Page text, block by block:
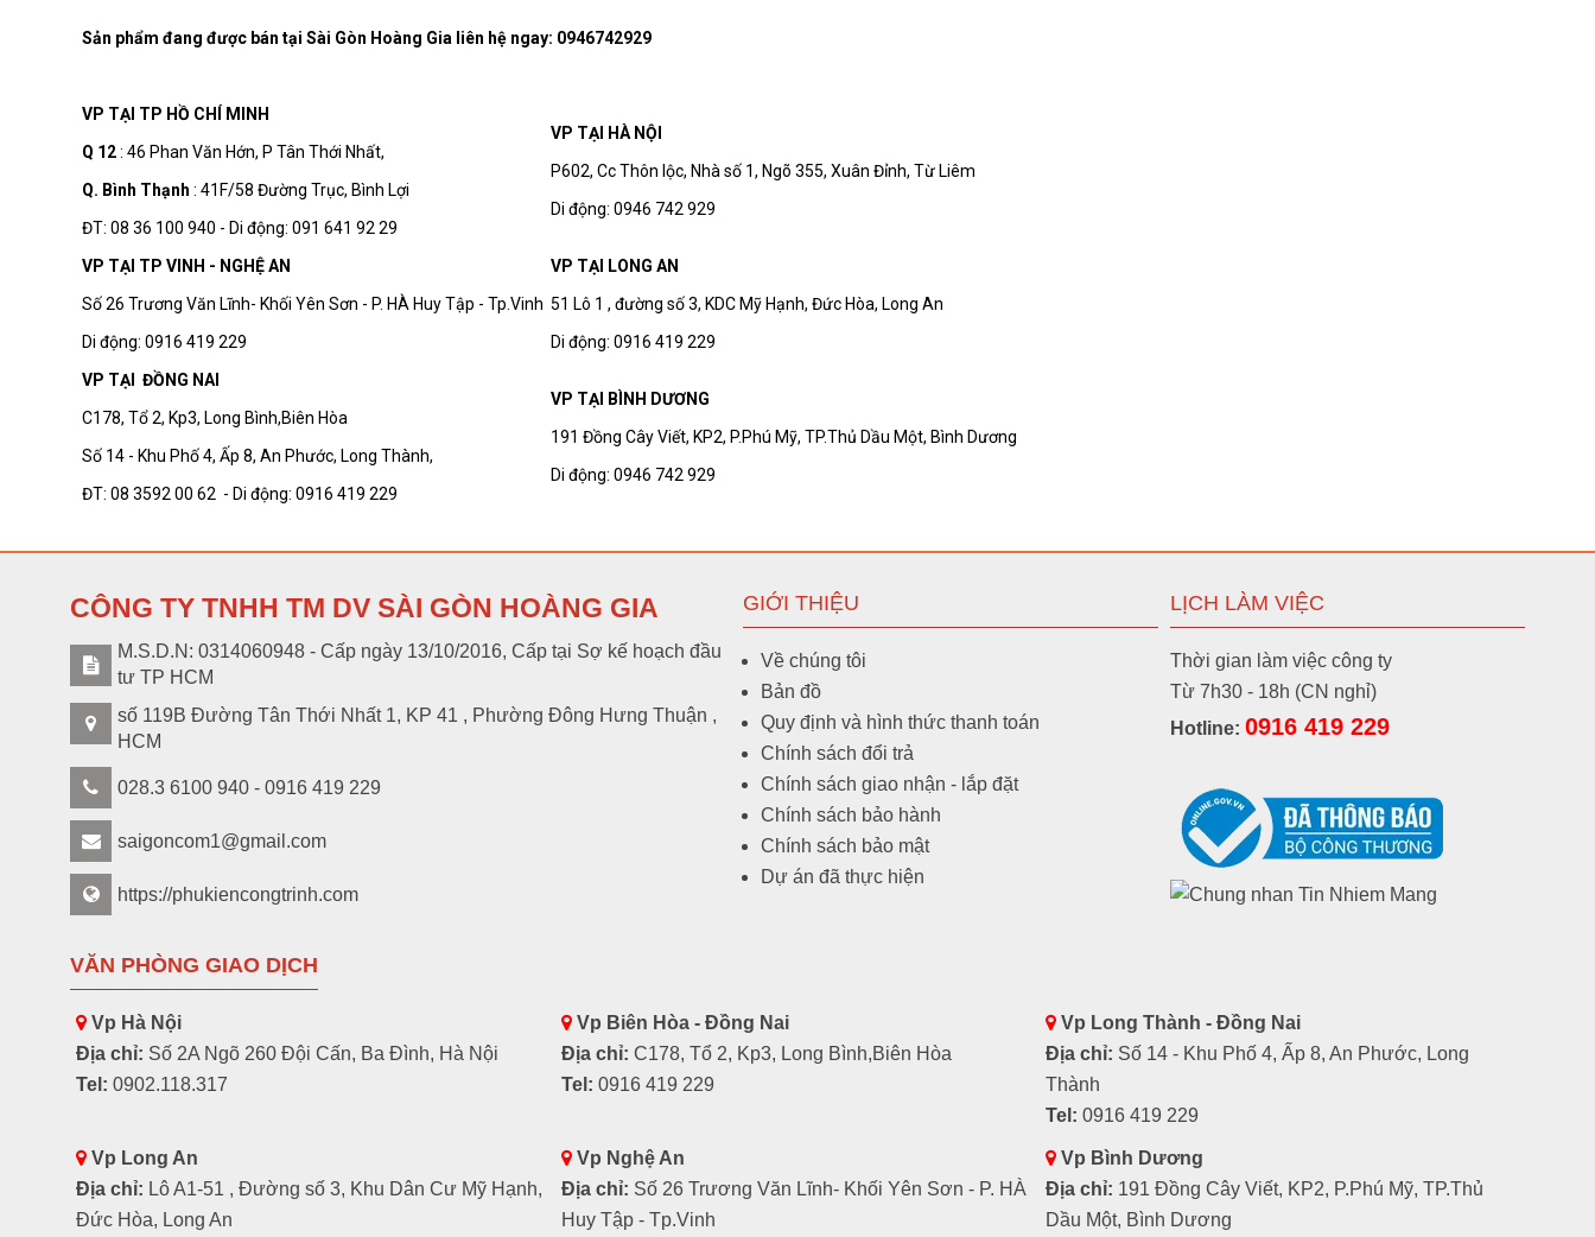
Sản phẩm đang được bán tại Sài Gòn Hoàng Gia liên hệ ngay: 0946742929
VP TẠI TP HỒ CHÍ MINH
Q 12: 46 Phan Văn Hớn, P Tân Thới Nhất,
Q. Bình Thạn h : 41F/58 Đường Trục, Bình Lợi
ĐT: 08 36 100 940 - Di động: 091 641 92 29
VP TẠI HÀ NỘI
P602, Cc Thôn lộc, Nhà số 1, Ngõ 355, Xuân Đỉnh, Từ Liêm
Di động: 0946 742 929
VP TẠI TP VINH - NGHỆ AN
Số 26 Trương Văn Lĩnh- Khối Yên Sơn - P. HÀ Huy Tập - Tp.Vinh
Di động: 0916 419 229
VP TẠI LONG AN
51 Lô 1 , đường số 3, KDC Mỹ Hạnh, Đức Hòa, Long An
Di động: 0916 419 229
VP TẠI ĐỒNG NAI
C178, Tổ 2, Kp3, Long Bình,Biên Hòa
Số 14 - Khu Phố 4, Ấp 8, An Phước, Long Thành,
ĐT: 08 3592 00 62 - Di động: 0916 419 229
VP TẠI BÌNH DƯƠNG
191 Đồng Cây Viết, KP2, P.Phú Mỹ, TP.Thủ Dầu Một, Bình Dương
Di động: 0946 742 929
CÔNG TY TNHH TM DV SÀI GÒN HOÀNG GIA
M.S.D.N: 0314060948 - Cấp ngày 13/10/2016, Cấp tại Sợ kế hoạch đầu
tư TP HCM
số 119B Đường Tân Thới Nhất 1, KP 41 , Phường Đông Hưng Thuận ,
HCM
028.3 6100 940 - 0916 419 229
saigoncom1@gmail.com
https://phukiencongtrinh.com
GIỚI THIỆU
Về chúng tôi
Bản đồ
Quy định và hình thức thanh toán
Chính sách đổi trả
Chính sách giao nhận - lắp đặt
Chính sách bảo hành
Chính sách bảo mật
Dự án đã thực hiện
LỊCH LÀM VIỆC
Thời gian làm việc công ty
Từ 7h30 - 18h (CN nghỉ)
Hotline: 0916 419 229
VĂN PHÒNG GIAO DỊCH
Vp Hà Nội
Địa chỉ: Số 2A Ngõ 260 Đội Cấn, Ba Đình, Hà Nội
Tel: 0902.118.317
Vp Biên Hòa - Đồng Nai
Địa chỉ: C178, Tổ 2, Kp3, Long Bình,Biên Hòa
Tel: 0916 419 229
Vp Long Thành - Đồng Nai
Địa chỉ: Số 14 - Khu Phố 4, Ấp 8, An Phước, Long
Thành
Tel: 0916 419 229
Vp Long An
Địa chỉ: Lô A1-51 , Đường số 3, Khu Dân Cư Mỹ Hạnh,
Đức Hòa, Long An
Vp Nghệ An
Địa chỉ: Số 26 Trương Văn Lĩnh- Khối Yên Sơn - P. HÀ
Huy Tập - Tp.Vinh
Vp Bình Dương
Địa chỉ: 191 Đồng Cây Viết, KP2, P.Phú Mỹ, TP.Thủ
Dầu Một, Bình Dương